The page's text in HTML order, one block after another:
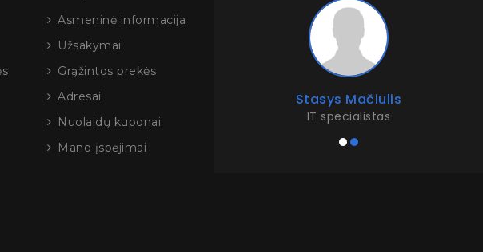
Asmeninė informacija
Užsakymai
Grąžintos prekės
Adresai
Nuolaidų kuponai
Mano įspėjimai
Nerijus Solovjovas
Direktorius
Stasys Mačiulis
IT specialistas